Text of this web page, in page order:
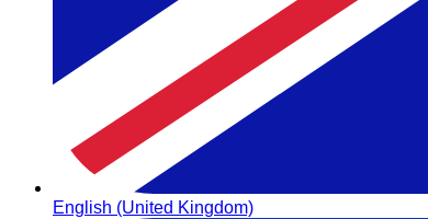
English (United Kingdom)